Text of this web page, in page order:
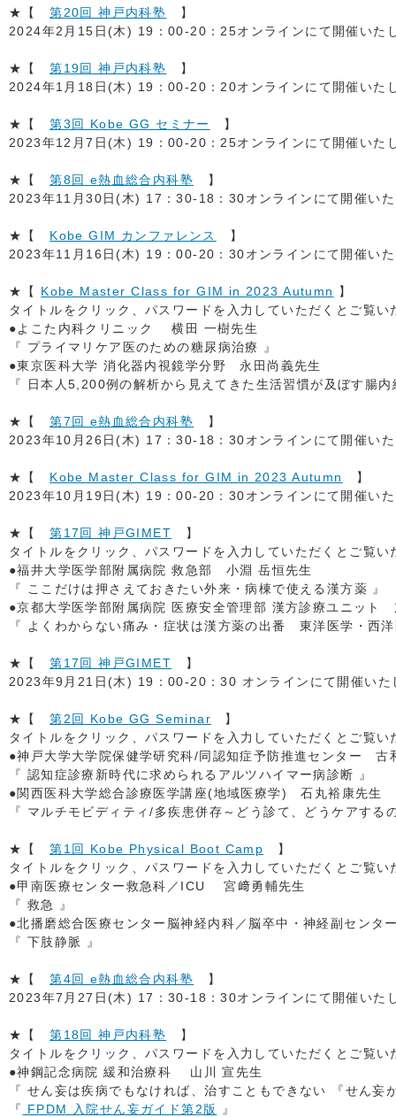
★【第20回 神戸内科塾 】
2024年2月15日(木) 19：00-20：25オンラインにて開催いた
★【第19回 神戸内科塾 】
2024年1月18日(木) 19：00-20：20オンラインにて開催いた
★【第3回 Kobe GG セミナー
】
2023年12月7日(木) 19：00-20：25オンラインにて開催いた
★【第8回 e熱血総合内科塾 】
2023年11月30日(木) 17：30-18：30オンラインにて開催い
★【 Kobe GIM カンファレンス
】
2023年11月16日(木) 19：00-20：30オンラインにて開催い
★【 Kobe Master Class for GIM in 2023 Autumn
】
タイトルをクリック、パスワードを入力していただくとご覧
●よこた内科クリニック 横田 一樹先生
『 プライマリケア医のための糖尿病治療 』
●東京医科大学 消化器内視鏡学分野 永田尚義先生
『 日本人5,200例の解析から見えてきた生活習慣が及ぼす腸
★【第7回 e熱血総合内科塾 】
2023年10月26日(木) 17：30-18：30オンラインにて開催い
★【 Kobe Master Class for GIM in 2023 Autumn
】
2023年10月19日(木) 19：00-20：30オンラインにて開催い
★【第17回 神戸GIMET 】
タイトルをクリック、パスワードを入力していただくとご覧
●福井大学医学部附属病院 救急部 小淵 岳恒先生
『 ここだけは押さえておきたい外来・病棟で使える漢方薬 』
●京都大学医学部附属病院 医療安全管理部 漢方診療ユニット
『 よくわからない痛み・症状は漢方薬の出番 東洋医学・西
★【第17回 神戸GIMET 】
2023年9月21日(木) 19：00-20：30 オンラインにて開催いた
★【第2回 Kobe GG Seminar 】
タイトルをクリック、パスワードを入力していただくとご覧
●神戸大学大学院保健学研究科/同認知症予防推進センター 古
『 認知症診療新時代に求められるアルツハイマー病診断 』
●関西医科大学総合診療医学講座(地域医療学) 石丸裕康先生
『 マルチモビディティ/多疾患併存～どう診て、どうケアする
★【第1回 Kobe Physical Boot Camp 】
タイトルをクリック、パスワードを入力していただくとご覧
●甲南医療センター救急科／ICU 宮﨑勇輔先生
『 救急 』
●北播磨総合医療センター脳神経内科／脳卒中・神経副セン
『 下肢静脈 』
★【第4回 e熱血総合内科塾 】
2023年7月27日(木) 17：30-18：30オンラインにて開催いた
★【第18回 神戸内科塾 】
タイトルをクリック、パスワードを入力していただくとご覧
●神鋼記念病院 緩和治療科 山川 宣先生
『 せん妄は疾病でもなければ、治すこともできない 『せん
『 FPDM 入院せん妄ガイド第2版
』